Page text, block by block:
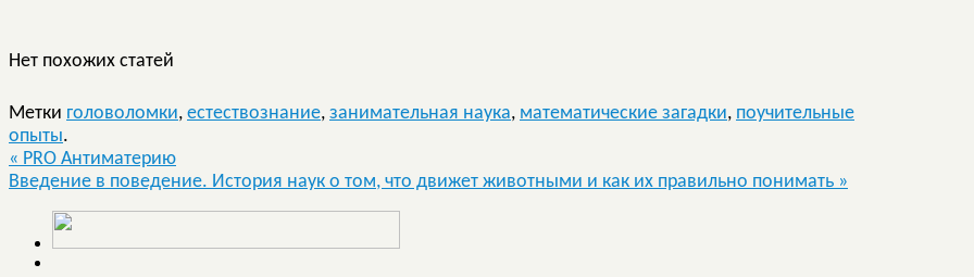
Нет похожих статей
Метки головоломки, естествознание, занимательная наука, математические загадки, поучительные
опыты.
« PRO Антиматерию
Введение в поведение. История наук о том, что движет животными и как их правильно понимать »